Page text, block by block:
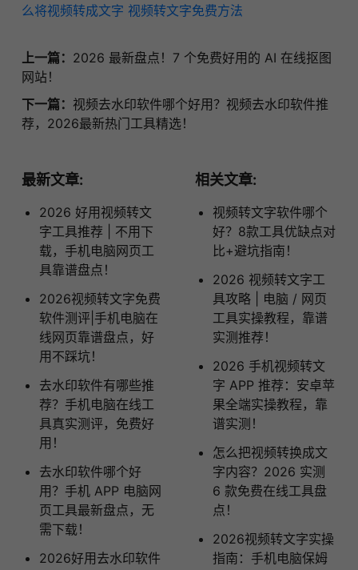
么将视频转成文字 视频转文字免费方法
上一篇： 2026 最新盘点！7 个免费好用的 AI 在线抠图
网站！
下一篇： 视频去水印软件哪个好用？视频去水印软件推
荐，2026最新热门工具精选！
最新文章:
2026 好用视频转文
字工具推荐 | 不用下
载，手机电脑网页工
具靠谱盘点！
2026视频转文字免费
软件测评|手机电脑在
线网页靠谱盘点，好
用不踩坑！
去水印软件有哪些推
荐？手机电脑在线工
具真实测评，免费好
用！
去水印软件哪个好
用？手机 APP 电脑网
页工具最新盘点，无
需下载！
2026好用去水印软件
相关文章:
视频转文字软件哪个
好？8款工具优缺点对
比+避坑指南！
2026 视频转文字工
具攻略 | 电脑 / 网页
工具实操教程，靠谱
实测推荐！
2026 手机视频转文
字 APP 推荐：安卓苹
果全端实操教程，靠
谱实测！
怎么把视频转换成文
字内容？2026 实测
6 款免费在线工具盘
点！
2026视频转文字实操
指南：手机电脑保姆